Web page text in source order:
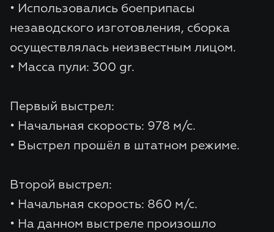
• Использовались боеприпасы
незаводского изготовления, сборка
осуществлялась неизвестным лицом.
• Масса пули: 300 gr.
Первый выстрел:
• Начальная скорость: 978 м/с.
• Выстрел прошёл в штатном режиме.
Второй выстрел:
• Начальная скорость: 860 м/с.
• На данном выстреле произошло